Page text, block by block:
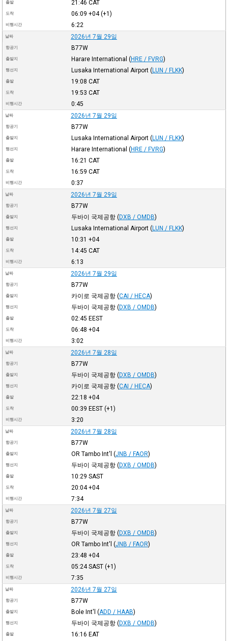
출발 21:46 CAT
도착 06:09 +04(+1)
비행시간 6:22
날짜 2026년 7월 29일
항공기 B77W
출발지 Harare International (HRE / FVRG)
행선지 Lusaka International Airport (LUN / FLKK)
출발 19:08 CAT
도착 19:53 CAT
비행시간 0:45
날짜 2026년 7월 29일
항공기 B77W
출발지 Lusaka International Airport (LUN / FLKK)
행선지 Harare International (HRE / FVRG)
출발 16:21 CAT
도착 16:59 CAT
비행시간 0:37
날짜 2026년 7월 29일
항공기 B77W
출발지 두바이 국제공항 (DXB / OMDB)
행선지 Lusaka International Airport (LUN / FLKK)
출발 10:31 +04
도착 14:45 CAT
비행시간 6:13
날짜 2026년 7월 29일
항공기 B77W
출발지 카이로 국제공항 (CAI / HECA)
행선지 두바이 국제공항 (DXB / OMDB)
출발 02:45 EEST
도착 06:48 +04
비행시간 3:02
날짜 2026년 7월 28일
항공기 B77W
출발지 두바이 국제공항 (DXB / OMDB)
행선지 카이로 국제공항 (CAI / HECA)
출발 22:18 +04
도착 00:39 EEST(+1)
비행시간 3:20
날짜 2026년 7월 28일
항공기 B77W
출발지 OR Tambo Int'l (JNB / FAOR)
행선지 두바이 국제공항 (DXB / OMDB)
출발 10:29 SAST
도착 20:04+04
비행시간 7:34
날짜 2026년 7월 27일
항공기 B77W
출발지 두바이 국제공항 (DXB / OMDB)
행선지 OR Tambo Int'l (JNB / FAOR)
출발 23:48 +04
도착 05:24SAST(+1)
비행시간 7:35
날짜 2026년 7월 27일
항공기 B77W
출발지 Bole Int'l (ADD / HAAB)
행선지 두바이 국제공항 (DXB / OMDB)
출발 16:16 EAT